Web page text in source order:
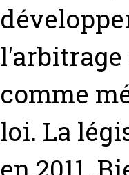
comme
loi. La